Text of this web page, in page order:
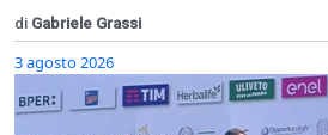
di Gabriele Grassi
3 agosto 2026